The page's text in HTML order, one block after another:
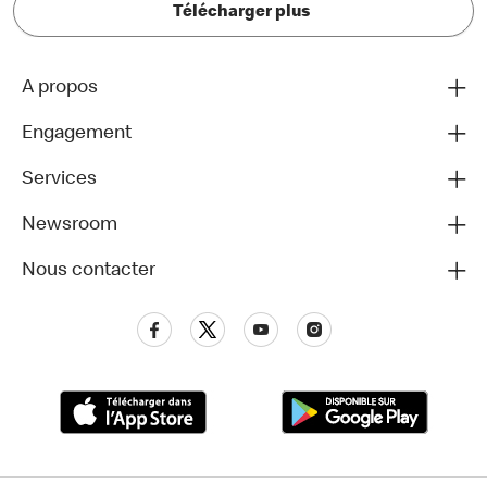
Télécharger plus
A propos
Engagement
Services
Newsroom
Nous contacter